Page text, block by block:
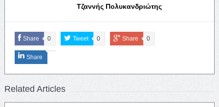
Τζαννής Πολυκανδριώτης
Share 0 Tweet 0 Share 0
Share
Related Articles